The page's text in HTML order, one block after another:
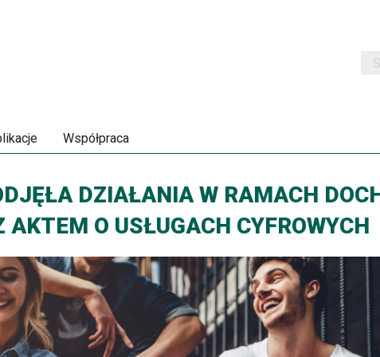
Współpraca
DZIAŁANIA W RAMACH
O USŁUGACH CYFROWYCH